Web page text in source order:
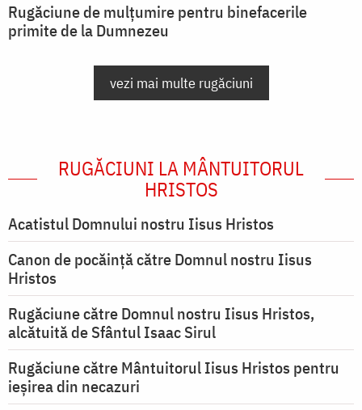
Rugăciune de mulțumire pentru binefacerile
primite de la Dumnezeu
vezi mai multe rugăciuni
RUGĂCIUNI LA MÂNTUITORUL
HRISTOS
Acatistul Domnului nostru Iisus Hristos
Canon de pocăință către Domnul nostru Iisus
Hristos
Rugăciune către Domnul nostru Iisus Hristos,
alcătuită de Sfântul Isaac Sirul
Rugăciune către Mântuitorul Iisus Hristos pentru
ieşirea din necazuri